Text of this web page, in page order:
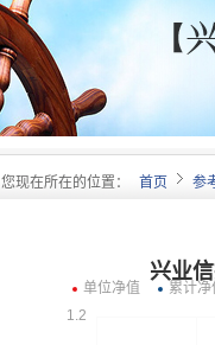
您现在所在的位置： 首页 参